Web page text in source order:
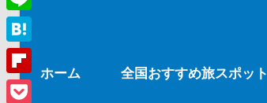
ス
キ
ッ
プ
旅
ホーム 全国おすすめ旅スポット
Line
Hatena
Flipboard